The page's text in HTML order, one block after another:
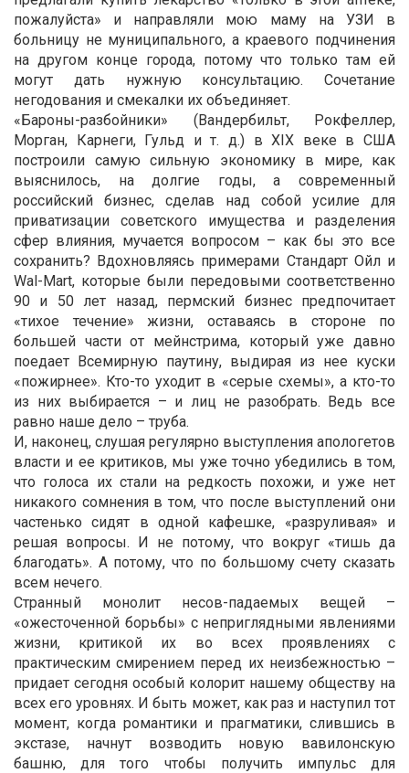
пожалуйста» и направляли мою маму на УЗИ в
больницу не муниципального, а краевого подчинения
на другом конце города, потому что только там ей
могут дать нужную консультацию. Сочетание
негодования и смекалки их объединяет.
«Бароны-разбойники» (Вандербильт, Рокфеллер,
Морган, Карнеги, Гульд и т. д.) в XIX веке в США
построили самую сильную экономику в мире, как
выяснилось, на долгие годы, а современный
российский бизнес, сделав над собой усилие для
приватизации советского имущества и разделения
сфер влияния, мучается вопросом – как бы это все
сохранить? Вдохновляясь примерами Стандарт Ойл и
Wal-Mart, которые были передовыми соответственно
90 и 50 лет назад, пермский бизнес предпочитает
«тихое течение» жизни, оставаясь в стороне по
большей части от мейнстрима, который уже давно
поедает Всемирную паутину, выдирая из нее куски
«пожирнее». Кто-то уходит в «серые схемы», а кто-то
из них выбирается – и лиц не разобрать. Ведь все
равно наше дело – труба.
И, наконец, слушая регулярно выступления апологетов
власти и ее критиков, мы уже точно убедились в том,
что голоса их стали на редкость похожи, и уже нет
никакого сомнения в том, что после выступлений они
частенько сидят в одной кафешке, «разруливая» и
решая вопросы. И не потому, что вокруг «тишь да
благодать». А потому, что по большому счету сказать
всем нечего.
Странный монолит несов-падаемых вещей –
«ожесточенной борьбы» с неприглядными явлениями
жизни, критикой их во всех проявлениях с
практическим смирением перед их неизбежностью –
придает сегодня особый колорит нашему обществу на
всех его уровнях. И быть может, как раз и наступил тот
момент, когда романтики и прагматики, слившись в
экстазе, начнут возводить новую вавилонскую
башню, для того чтобы получить импульс для